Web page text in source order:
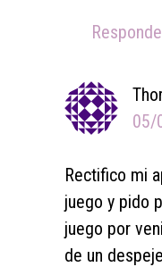
05/
Rectifico mi
juego y pido
juego por
de un